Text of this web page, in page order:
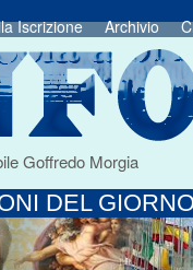
Iscrizione Archivio
Goffredo Morgia
DEL